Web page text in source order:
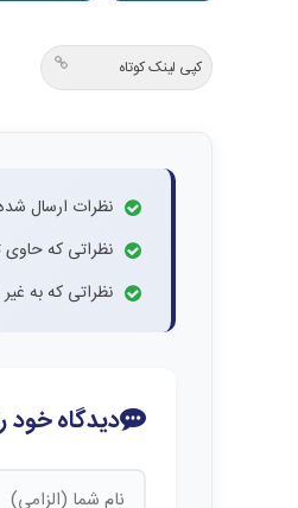
کپی لینک کوتاه
نظرات ارسال
نظراتی که حاوی
نظراتی که به
دیدگاه خود